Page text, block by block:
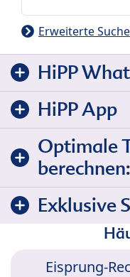
Erweiterte Suche
HiPP
HiPP App
Optimale
berechnen:
Exklusive
Eisprung-